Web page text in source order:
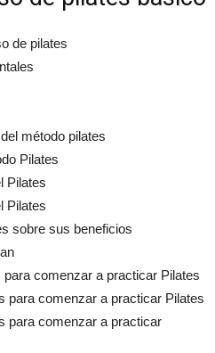
de pilates
método pilates
Pilates
Pilates
Pilates
sobre sus beneficios
comenzar a practicar Pilates
comenzar a practicar Pilates
comenzar a practicar